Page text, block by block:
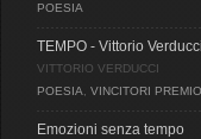
POESIA
TEMPO - Vittorio Verducci
VITTORIO VERDUCCI
POESIA
VINCITORI
Emozioni senza tempo